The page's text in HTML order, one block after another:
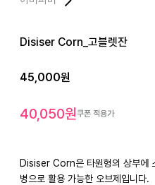
Disiser Corn_고블렛잔
45,000원
40,050원쿠폰 적용가
Disiser Corn은 타원형의 상부에
병으로 활용 가능한 오브제입니다.